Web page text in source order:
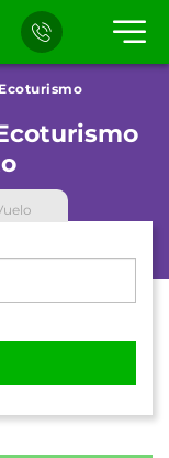
Ecoturismo